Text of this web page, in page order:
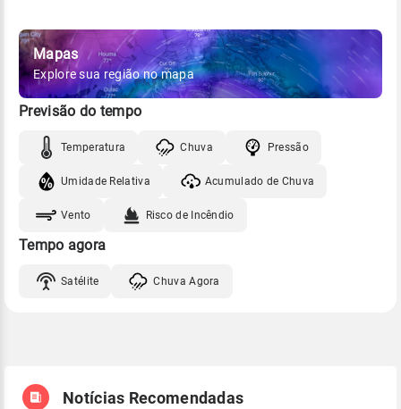
Mapas
Explore sua região no mapa
Previsão do tempo
Temperatura Chuva Pressão
Umidade Relativa Acumulado de Chuva
Vento Risco de Incêndio
Tempo agora
Satélite Chuva Agora
Notícias Recomendadas